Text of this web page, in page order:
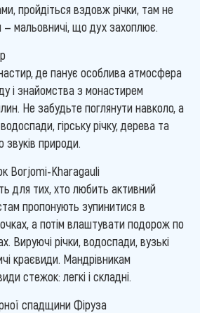
пройдіться вздовж річки, там не
— мальовничі, що дух захоплює.
де панує особлива атмосфера
і знайомства з монастирем
Не забудьте поглянути навколо, а
гірську річку, дерева та
природи.
Borjomi-Kharagauli
для тих, хто любить активний
пропонують зупинитися в
а потім влаштувати подорож по
Вируючі річки, водоспади, вузькі
краєвиди. Мандрівникам
стежок: легкі і складні.
спадщини Фіруза